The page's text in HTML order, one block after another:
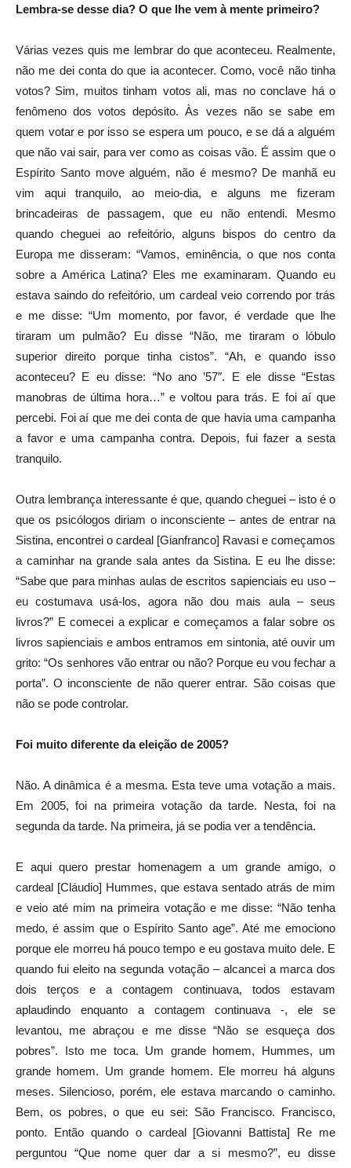
Lembra-se desse dia? O que lhe vem à mente primeiro?
Várias vezes quis me lembrar do que aconteceu. Realmente,
não me dei conta do que ia acontecer. Como, você não tinha
votos? Sim, muitos tinham votos ali, mas no conclave há o
fenômeno dos votos depósito. Às vezes não se sabe em
quem votar e por isso se espera um pouco, e se dá a alguém
que não vai sair, para ver como as coisas vão. É assim que o
Espírito Santo move alguém, não é mesmo? De manhã eu
vim aqui tranquilo, ao meio-dia, e alguns me fizeram
brincadeiras de passagem, que eu não entendi. Mesmo
quando cheguei ao refeitório, alguns bispos do centro da
Europa me disseram: “Vamos, eminência, o que nos conta
sobre a América Latina? Eles me examinaram. Quando eu
estava saindo do refeitório, um cardeal veio correndo por trás
e me disse: “Um momento, por favor, é verdade que lhe
tiraram um pulmão? Eu disse “Não, me tiraram o lóbulo
superior direito porque tinha cistos”. “Ah, e quando isso
aconteceu? E eu disse: “No ano ’57″. E ele disse “Estas
manobras de última hora…” e voltou para trás. E foi aí que
percebi. Foi aí que me dei conta de que havia uma campanha
a favor e uma campanha contra. Depois, fui fazer a sesta
tranquilo.
Outra lembrança interessante é que, quando cheguei – isto é o
que os psicólogos diriam o inconsciente – antes de entrar na
Sistina, encontrei o cardeal [Gianfranco] Ravasi e começamos
a caminhar na grande sala antes da Sistina. E eu lhe disse:
“Sabe que para minhas aulas de escritos sapienciais eu uso –
eu costumava usá-los, agora não dou mais aula – seus
livros?” E comecei a explicar e começamos a falar sobre os
livros sapienciais e ambos entramos em sintonia, até ouvir um
grito: “Os senhores vão entrar ou não? Porque eu vou fechar a
porta”. O inconsciente de não querer entrar. São coisas que
não se pode controlar.
Foi muito diferente da eleição de 2005?
Não. A dinâmica é a mesma. Esta teve uma votação a mais.
Em 2005, foi na primeira votação da tarde. Nesta, foi na
segunda da tarde. Na primeira, já se podia ver a tendência.
E aqui quero prestar homenagem a um grande amigo, o
cardeal [Cláudio] Hummes, que estava sentado atrás de mim
e veio até mim na primeira votação e me disse: “Não tenha
medo, é assim que o Espírito Santo age”. Até me emociono
porque ele morreu há pouco tempo e eu gostava muito dele. E
quando fui eleito na segunda votação – alcancei a marca dos
dois terços e a contagem continuava, todos estavam
aplaudindo enquanto a contagem continuava -, ele se
levantou, me abraçou e me disse “Não se esqueça dos
pobres”. Isto me toca. Um grande homem, Hummes, um
grande homem. Um grande homem. Ele morreu há alguns
meses. Silencioso, porém, ele estava marcando o caminho.
Bem, os pobres, o que eu sei: São Francisco. Francisco,
ponto. Então quando o cardeal [Giovanni Battista] Re me
perguntou “Que nome quer dar a si mesmo?”, eu disse